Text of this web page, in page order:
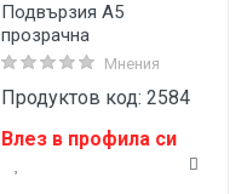
Подвързия A5
прозрачна
Мнения
Продуктов код: 2584
Влез в профила си